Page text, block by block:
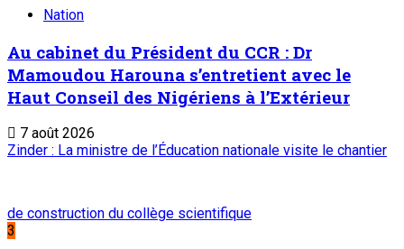
Nation
Au cabinet du Président du CCR : Dr
Mamoudou Harouna s’entretient avec le
Haut Conseil des Nigériens à l’Extérieur
7 août 2026
Zinder : La ministre de l’Éducation nationale visite le chantier
de construction du collège scientifique
3